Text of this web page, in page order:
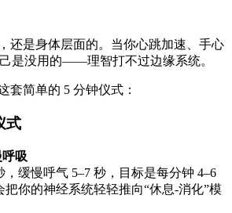
还是身体层面的。当你心跳加速、手心
是没用的——理智打不过边缘系统。
套简单的 5 分钟仪式：
式
呼吸
，缓慢呼气 5–7 秒，目标是每分钟 4–6
把你的神经系统轻轻推向“休息-消化”模